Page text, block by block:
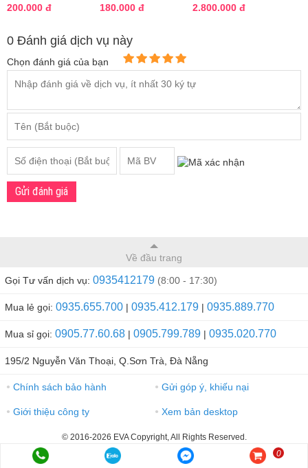
Gentle Cleansing
200.000 đ
Clear Lotion 30ml
180.000 đ
Whitening Spot
2.800.000 đ
0 Đánh giá dịch vụ này
Chọn đánh giá của bạn
Gửi đánh giá
Về đầu trang
Gọi Tư vấn dịch vụ: 0935412179 (8:00 - 17:30)
Mua lẻ gọi: 0935.655.700 | 0935.412.179 | 0935.889.770
Mua sỉ gọi: 0905.77.60.68 | 0905.799.789 | 0935.020.770
195/2 Nguyễn Văn Thoại, Q.Sơn Trà, Đà Nẵng
● Chính sách bảo hành ● Gửi góp ý, khiếu nại
● Giới thiệu công ty ● Xem bản desktop
© 2016-2026 EVA Copyright, All Rights Reserved.
0